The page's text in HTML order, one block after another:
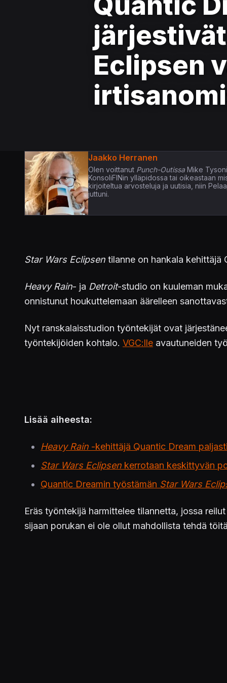
Eclipsen
Jaakko Herranen
Olen voittanut Punch-Outissa Mike
KonsoliFINin ylläpidossa tai oikeastaan
kirjoiteltua arvosteluja ja uutisia, niin
juttuni.
Star Wars Eclipsen tilanne on hankala kehittäjä
Heavy Rain- ja Detroit-studio on kuuleman
onnistunut houkuttelemaan äärelleen
Nyt ranskalaisstudion työntekijät ovat
työntekijöiden kohtalo. VGC:lle avautuneiden
Lisää aiheesta:
Heavy Rain -kehittäjä Quantic Dream paljasti
Star Wars Eclipsen kerrotaan keskittyvän
Quantic Dreamin työstämän Star Wars
Eräs työntekijä harmittelee tilannetta, jossa
sijaan porukan ei ole ollut mahdollista tehdä